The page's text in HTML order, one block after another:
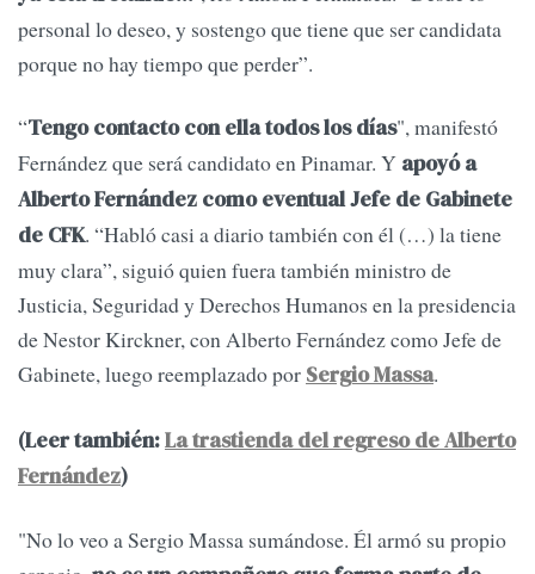
personal lo deseo, y sostengo que tiene que ser candidata
porque no hay tiempo que perder”.
“Tengo contacto con ella todos los días", manifestó
Fernández que será candidato en Pinamar. Y apoyó a
Alberto Fernández como eventual Jefe de Gabinete
de CFK. “Habló casi a diario también con él (…) la tiene
muy clara”, siguió quien fuera también ministro de
Justicia, Seguridad y Derechos Humanos en la presidencia
de Nestor Kirckner, con Alberto Fernández como Jefe de
Gabinete, luego reemplazado por Sergio Massa.
(Leer también:La trastienda del regreso de Alberto
Fernández)
"No lo veo a Sergio Massa sumándose. Él armó su propio